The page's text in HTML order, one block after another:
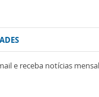
e receba notícias